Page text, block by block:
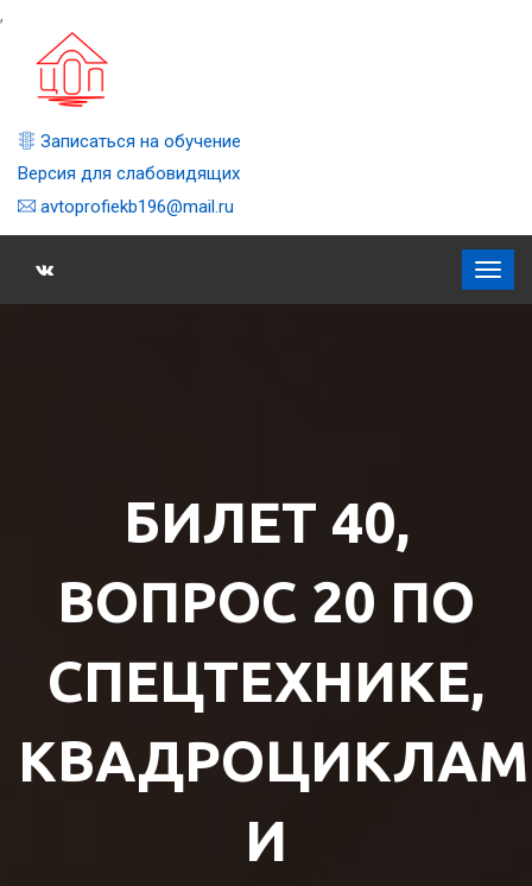
,
Записаться на обучение
Версия для слабовидящих
avtoprofiekb196@mail.ru
БИЛЕТ 40,
ВОПРОС 20 ПО
СПЕЦТЕХНИКЕ,
КВАДРОЦИКЛАМ
И